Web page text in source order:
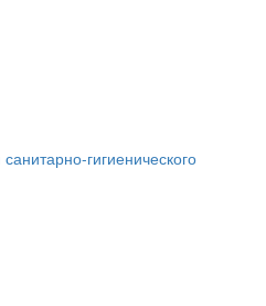
гигиенического